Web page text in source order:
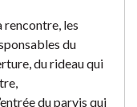
rencontre, les
du
du rideau qui
du parvis qui